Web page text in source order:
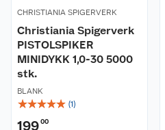
CHRISTIANIA SPIGERVERK
Christiania Spigerverk
PISTOLSPIKER
MINIDYKK 1,0-30 5000
stk.
BLANK
☆☆☆☆☆ (1)
19900
Kontakt oss
Retur- og angrerett
Reklamasjon
Ofte stilte spørsmål
Våre kjeder
Kjøpsvilkår
Personvern
Cookies
Lavprisløfte
Åpent kjøp
Hageinspirasjon
Oppussing med utemaling
Oppussing med innemaling